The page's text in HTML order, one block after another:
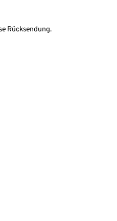
Rücksendung.